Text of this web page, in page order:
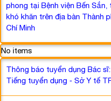
phong tại Bệnh viện Bến
khó khăn trên địa bàn Thành
Chí Minh
No items
Thông báo tuyển dụng Bác
Tiếng tuyển dụng - Sở Y tế